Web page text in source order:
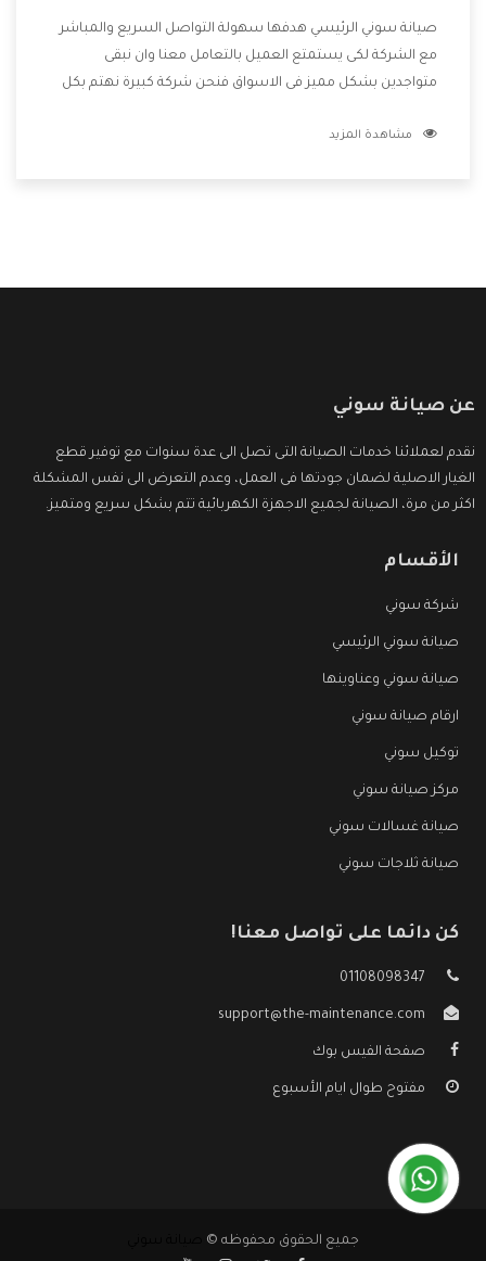
صيانة سوني الرئيسي هدفها سهولة التواصل السريع والمباشر
مع الشركة لكى يستمتع العميل بالتعامل معنا وان نبقى
متواجدين بشكل مميز فى الاسواق فنحن شركة كبيرة نهتم بكل
الشركة بها والتى تكون منها خدمة الصيانة التى تكون من أهم
مشاهدة المزيد
عن صيانة سوني
نقدم لعملائنا خدمات الصيانة التى تصل الى عدة سنوات مع توفير قطع
الغيار الاصلية لضمان جودتها فى العمل، وعدم التعرض الى نفس المشكلة
اكثر من مرة، الصيانة لجميع الاجهزة الكهربائية تتم بشكل سريع ومتميز.
الأقسام
شركة سوني
صيانة سوني الرئيسي
صيانة سوني وعناوينها
ارقام صيانة سوني
توكيل سوني
مركز صيانة سوني
صيانة غسالات سوني
صيانة ثلاجات سوني
كن دائما على تواصل معنا!
01108098347
support@the-maintenance.com
صفحة الفيس بوك
مفتوح طوال ايام الأسبوع
جميع الحقوق محفوظه ©